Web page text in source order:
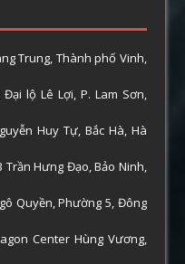
Trung, Thành phố Vinh,
lộ Lê Lợi, P. Lam Sơn,
Huy Tự, Bắc Hà, Hà
Hưng Đạo, Bảo Ninh,
Quyền, Phường 5, Đông
Center Hùng Vương,